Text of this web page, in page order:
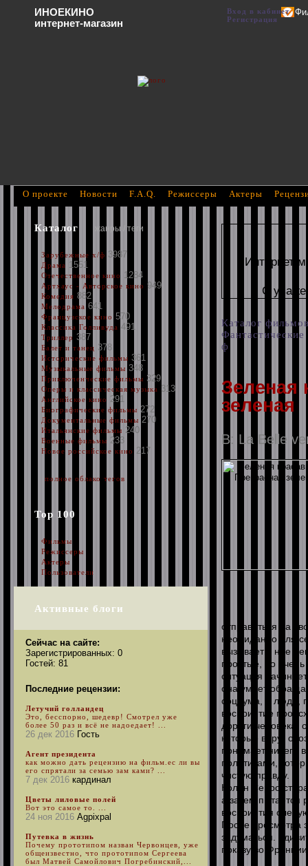
Интернет
С
Каталог
ф
Зеленая
зеленая
B: La Belle
отправиться на
неожиданно для
вызывает у нее
простые, но очень
ситуация
она умеет
социума, и люди,
восприятие
дороги человека,
которые вдруг
понимает ничего
политиками,
чистую правду.
Колин Серро
а затем пытается
восприятия
После просмотра
задуматься.
показу во
Каталог жанры / теги
Зарубежные х/ф 3987
Драма 1551
Отечественное кино 1284
Артхаус - Авторское кино 949
Комедия 882
Мелодрама 641
Французское кино 570
Классика Голливуда 491
Триллер 387
Балет и танец 378
Исторические фильмы 361
Музыкальные фильмы 348
Приключенческие фильмы 329
Оперы и классическая музыка 313
Английское кино 291
Биографические фильмы 272
Документальные фильмы 270
Итальянские фильмы 240
Военные фильмы 233
Новое российское кино 217
полное облако тегов
Top 100
Фильмы
Режиссеры
Актеры
Пользователи
Активные блоги
Сейчас на сайте:
Зарегистрированных: 0
Гостей: 81
Последние рецензии:
Летучий голландец
Это, бесспорно, шедевр! Смотрел уже
более 50 раз и всё не надоедает! ...
26 дек 2016 Гость
Агент президента
как можно дать рецензию на фильм.ес ли вы
его спрятали за семью зам ками? ...
7 дек 2016 кардинал
Цветы лиловые полей
Вот это самое то. ...
24 ноя 2016 Agpixpal
Путевка в жизнь
Почему прототипом назван Червонцев, уже
общеизвестно, что прототипом Сергеева
был Матвей Самойлович Погребинский,...
О проекте Новости F.A.Q. Режиссеры Актеры
ИНОЕКИНО
интернет-магазин
Вход в кабинет
Регистрация